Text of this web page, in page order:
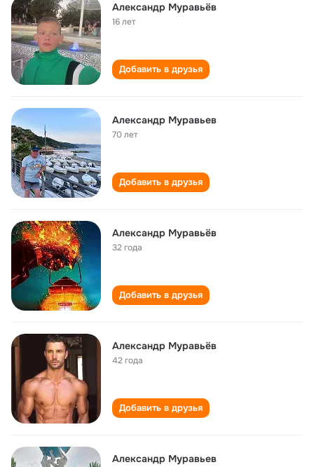
Александр Муравьёв
16 лет
Добавить в друзья
Александр Муравьев
70 лет
Добавить в друзья
Александр Муравьёв
32 года
Добавить в друзья
Александр Муравьёв
42 года
Добавить в друзья
Александр Муравьев